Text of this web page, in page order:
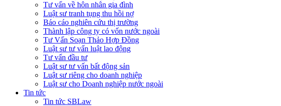
Tư vấn về hôn nhân gia đình
Luật sư tranh tụng thu hồi nợ
Báo cáo nghiên cứu thị trường
Thành lập công ty có vốn nước ngoài
Tư Vấn Soạn Thảo Hợp Đồng
Luật sư tư vấn luật lao động
Tư vấn đầu tư
Luật sư tư vấn bất động sản
Luật sư riêng cho doanh nghiệp
Luật sư cho Doanh nghiệp nước ngoài
Tin tức
Tin tức SBLaw